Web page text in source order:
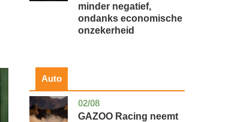
minder negatief,
ondanks economische
onzekerheid
Auto
02/08
auto
GAZOO Racing neemt